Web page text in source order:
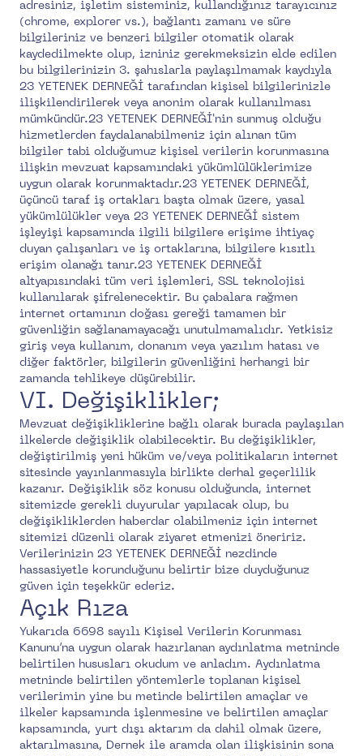
adresiniz, işletim sisteminiz, kullandığınız tarayıcınız
(chrome, explorer vs.), bağlantı zamanı ve süre
bilgileriniz ve benzeri bilgiler otomatik olarak
kaydedilmekte olup, izniniz gerekmeksizin elde edilen
bu bilgilerinizin 3. şahıslarla paylaşılmamak kaydıyla
23 YETENEK DERNEĞİ tarafından kişisel bilgilerinizle
ilişkilendirilerek veya anonim olarak kullanılması
mümkündür.23 YETENEK DERNEĞİ'nin sunmuş olduğu
hizmetlerden faydalanabilmeniz için alınan tüm
bilgiler tabi olduğumuz kişisel verilerin korunmasına
ilişkin mevzuat kapsamındaki yükümlülüklerimize
uygun olarak korunmaktadır.23 YETENEK DERNEĞİ,
üçüncü taraf iş ortakları başta olmak üzere, yasal
yükümlülükler veya 23 YETENEK DERNEĞİ sistem
işleyişi kapsamında ilgili bilgilere erişime ihtiyaç
duyan çalışanları ve iş ortaklarına, bilgilere kısıtlı
erişim olanağı tanır.23 YETENEK DERNEĞİ
altyapısındaki tüm veri işlemleri, SSL teknolojisi
kullanılarak şifrelenecektir. Bu çabalara rağmen
internet ortamının doğası gereği tamamen bir
güvenliğin sağlanamayacağı unutulmamalıdır. Yetkisiz
giriş veya kullanım, donanım veya yazılım hatası ve
diğer faktörler, bilgilerin güvenliğini herhangi bir
zamanda tehlikeye düşürebilir.
VI. Değişiklikler;
Mevzuat değişikliklerine bağlı olarak burada paylaşılan
ilkelerde değişiklik olabilecektir. Bu değişiklikler,
değiştirilmiş yeni hüküm ve/veya politikaların internet
sitesinde yayınlanmasıyla birlikte derhal geçerlilik
kazanır. Değişiklik söz konusu olduğunda, internet
sitemizde gerekli duyurular yapılacak olup, bu
değişikliklerden haberdar olabilmeniz için internet
sitemizi düzenli olarak ziyaret etmenizi öneririz.
Verilerinizin 23 YETENEK DERNEĞİ nezdinde
hassasiyetle korunduğunu belirtir bize duyduğunuz
güven için teşekkür ederiz.
Açık Rıza
Yukarıda 6698 sayılı Kişisel Verilerin Korunması
Kanunu’na uygun olarak hazırlanan aydınlatma metninde
belirtilen hususları okudum ve anladım. Aydınlatma
metninde belirtilen yöntemlerle toplanan kişisel
verilerimin yine bu metinde belirtilen amaçlar ve
ilkeler kapsamında işlenmesine ve belirtilen amaçlar
kapsamında, yurt dışı aktarım da dahil olmak üzere,
aktarılmasına, Dernek ile aramda olan ilişkisinin sona